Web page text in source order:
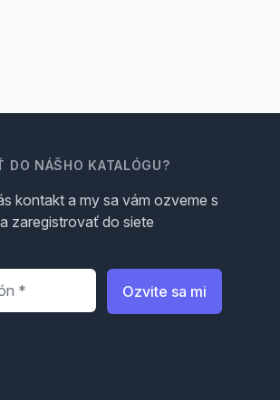
DO NÁŠHO KATALÓGU?
kontakt a my sa vám ozveme s
zaregistrovať do siete
Ozvite sa mi